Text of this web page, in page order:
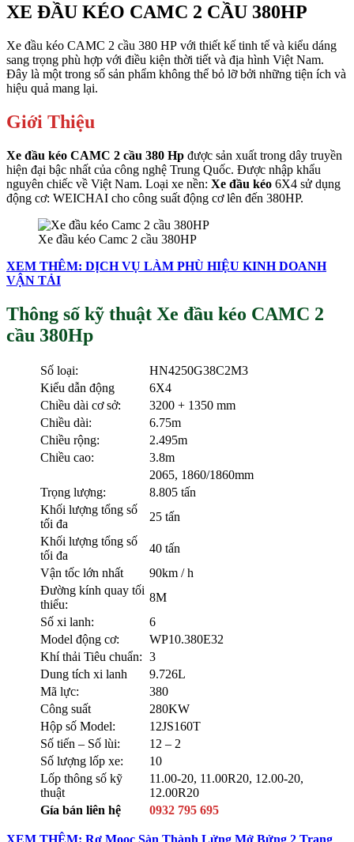
XE ĐẦU KÉO CAMC 2 CẦU 380HP
Xe đầu kéo CAMC 2 cầu 380 HP với thiết kế tinh tế và kiểu dáng
sang trọng phù hợp với điều kiện thời tiết và địa hình Việt Nam.
Đây là một trong số sản phẩm không thể bỏ lỡ bởi những tiện ích và
hiệu quả mang lại.
Giới Thiệu
Xe đầu kéo CAMC 2 cầu 380 Hp được sản xuất trong dây truyền
hiện đại bậc nhất của công nghệ Trung Quốc. Được nhập khẩu
nguyên chiếc về Việt Nam. Loại xe nền: Xe đầu kéo 6X4 sử dụng
động cơ: WEICHAI cho công suất động cơ lên đến 380HP.
Xe đầu kéo Camc 2 cầu 380HP
XEM THÊM: DỊCH VỤ LÀM PHÙ HIỆU KINH DOANH
VẬN TẢI
Thông số kỹ thuật Xe đầu kéo CAMC 2
cầu 380Hp
Số loại:
HN4250G38C2M3
Kiểu dẫn động
6X4
Chiều dài cơ sở:
3200 + 1350 mm
Chiều dài:
6.75m
Chiều rộng:
2.495m
Chiều cao:
3.8m
2065, 1860/1860mm
Trọng lượng:
8.805 tấn
Khối lượng tổng số
tối đa
25 tấn
Khối lượng tổng số
tối đa
40 tấn
Vận tốc lớn nhất
90km / h
Đường kính quay tối
thiểu:
8M
Số xi lanh:
6
Model động cơ:
WP10.380E32
Khí thải Tiêu chuẩn: 3
Dung tích xi lanh
9.726L
Mã lực:
380
Công suất
280KW
Hộp số Model:
12JS160T
Số tiến – Số lùi:
12 – 2
Số lượng lốp xe:
10
Lốp thông số kỹ
thuật
11.00-20, 11.00R20, 12.00-20,
12.00R20
Gía bán liên hệ
0932 795 695